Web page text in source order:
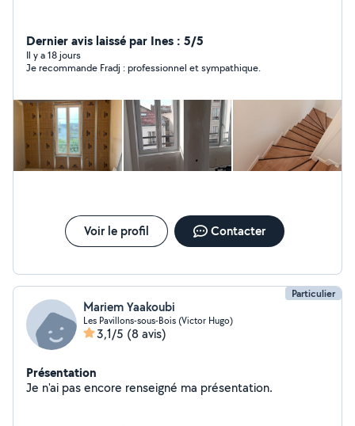
Dernier avis laissé par Ines : 5/5
Il y a 18 jours
Je recommande Fradj : professionnel et sympathique.
Voir le profil Contacter
Particulier
Mariem Yaakoubi
Les Pavillons-sous-Bois (Victor Hugo)
3,1/5 (8 avis)
Présentation
Je n'ai pas encore renseigné ma présentation.